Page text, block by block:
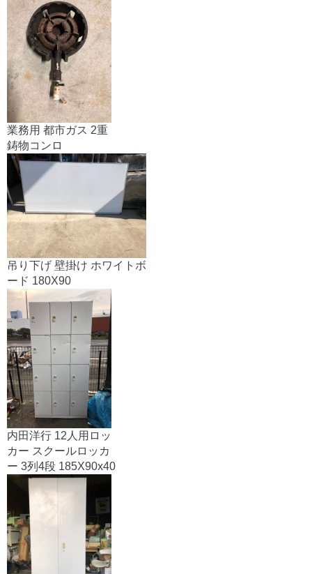
業務用 都市ガス 2重
鋳物コンロ
吊り下げ 壁掛け ホワイトボ
ード 180X90
内田洋行 12人用ロッ
カー スクールロッカ
ー 3列4段 185X90x40